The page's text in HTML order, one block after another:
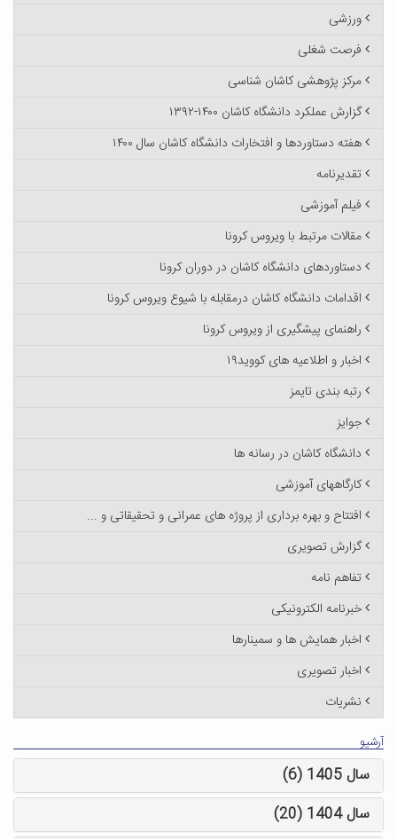
ورزشی
فرصت شغلی
مرکز پژوهشی کاشان شناسی
گزارش عملکرد دانشگاه کاشان ۱۴۰۰-۱۳۹۲
هفته دستاوردها و افتخارات دانشگاه کاشان سال ۱۴۰۰
تقدیرنامه
فیلم آموزشی
مقالات مرتبط با ویروس کرونا
دستاوردهای دانشگاه کاشان در دوران کرونا
اقدامات دانشگاه کاشان درمقابله با شیوع ویروس کرونا
راهنمای پیشگیری از ویروس کرونا
اخبار و اطلاعیه های کووید۱۹
رتبه بندی تایمز
جوایز
دانشگاه کاشان در رسانه ها
کارگاههای آموزشی
افتتاح و بهره برداری از پروژه های عمرانی و تحقیقاتی و ...
گزارش تصویری
تفاهم نامه
خبرنامه الکترونیکی
اخبار همایش ها و سمینارها
اخبار تصویری
نشریات
آرشیو
سال 1405 (6)
سال 1404 (20)